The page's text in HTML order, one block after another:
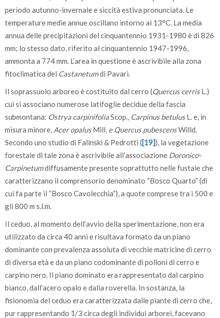
periodo autunno-invernale e siccità estiva pronunciata. Le
temperature medie annue oscillano intorno ai 13°C. La media
annua delle precipitazioni del cinquantennio 1931-1980 è di 826
mm; lo stesso dato, riferito al cinquantennio 1947-1996,
ammonta a 774 mm. L’area in questione è ascrivibile alla zona
fitoclimatica del Castanetumdi Pavari.
Il soprassuolo arboreo è costituito dal cerro (Quercus cerrisL.)
cui si associano numerose latifoglie decidue della fascia
submontana: Ostrya carpinifoliaScop., Carpinus betulusL. e, in
misura minore, Acer opalusMill. e Quercus pubescensWilld.
Secondo uno studio di Falinski & Pedrotti ([19]), la vegetazione
forestale di tale zona è ascrivibile all’associazione Doronico-
Carpinetumdiffusamente presente soprattutto nelle fustaie che
caratterizzano il comprensorio denominato “Bosco Quarto” (di
cui fa parte il “Bosco Cavolecchia”), a quote comprese tra i 500 e
gli 800 m s.l.m.
Il ceduo, al momento dell’avvio della sperimentazione, non era
utilizzato da circa 40 anni e risultava formato da un piano
dominante con prevalenza assoluta di vecchie matricine di cerro
di diversa età e da un piano codominante di polloni di cerro e
carpino nero. Il piano dominato era rappresentato dal carpino
bianco, dall’acero opalo e dalla roverella. In sostanza, la
fisionomia del ceduo era caratterizzata dalle piante di cerro che,
pur rappresentando 1/3 circa degli individui arborei, facevano